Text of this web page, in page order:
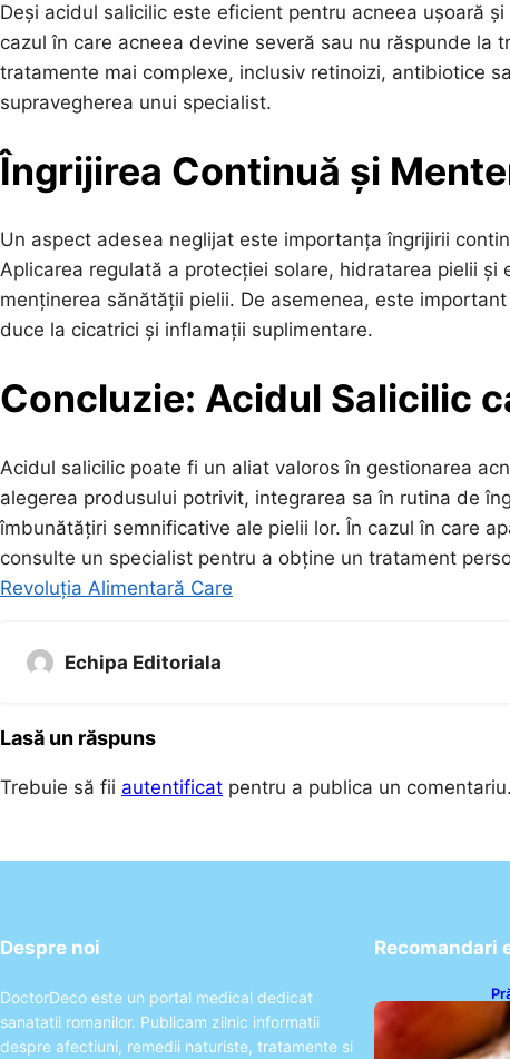
Deși acidul salicilic este eficient pentru acneea ușoară
cazul în care acneea devine severă sau nu răspunde la
tratamente mai complexe, inclusiv retinoizi, antibiotice
supravegherea unui specialist.
Îngrijirea Continuă și
Un aspect adesea neglijat este importanța îngrijirii
Aplicarea regulată a protecției solare, hidratarea pielii
menținerea sănătății pielii. De asemenea, este
duce la cicatrici și inflamații suplimentare.
Concluzie: Acidul Salicilic
Acidul salicilic poate fi un aliat valoros în gestionarea
alegerea produsului potrivit, integrarea sa în rutina de
îmbunătățiri semnificative ale pielii lor. În cazul în care
consulte un specialist pentru a obține un tratament
Revoluția Alimentară Care
Echipa Editoriala
Lasă un răspuns
Trebuie să fii autentificat pentru a publica un comentariu.
Despre noi
DoctorDeco este un portal medical dedicat
sanatatii romanilor. Publicam zilnic informatii
despre afectiuni, remedii naturiste, tratamente si
Recomandari